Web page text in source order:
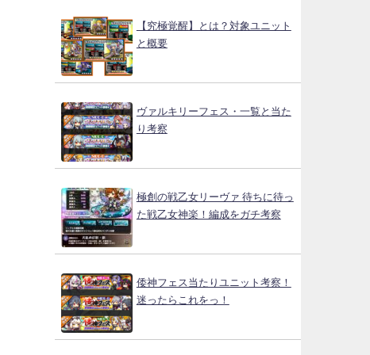
【究極覚醒】とは？対象ユニット
と概要
ヴァルキリーフェス・一覧と当た
り考察
極創の戦乙女リーヴァ 待ちに待っ
た戦乙女神楽！編成をガチ考察
倭神フェス当たりユニット考察！
迷ったらこれをっ！